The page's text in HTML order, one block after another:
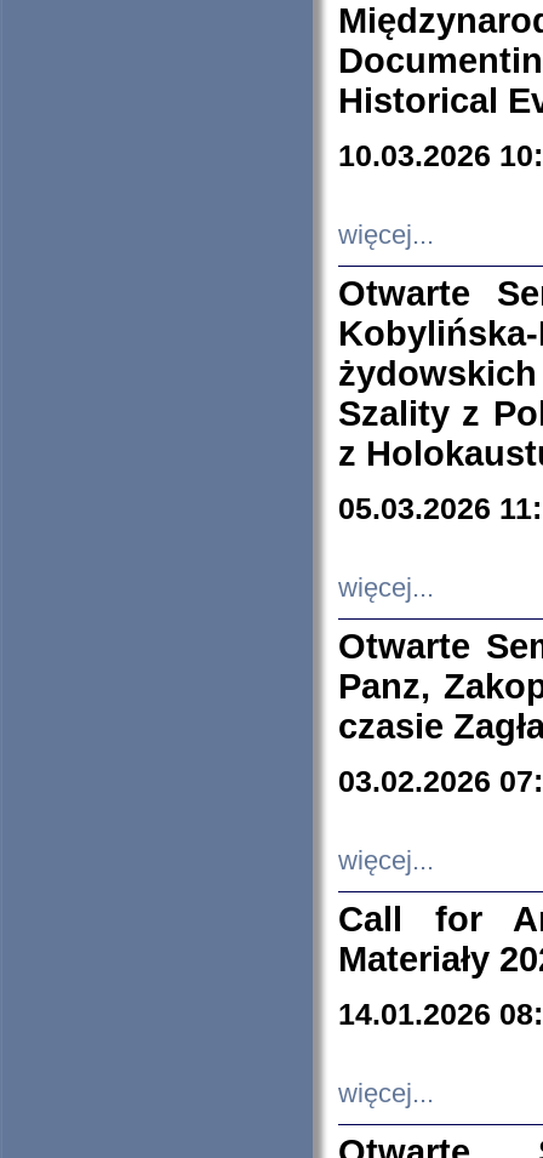
Historical
10.03.2026
więcej...
Otwarte
Szality z
z
05.03.2026
więcej...
Otwarte
Panz,
czasie
03.02.2026
więcej...
Call for
Materiały
14.01.2026
więcej...